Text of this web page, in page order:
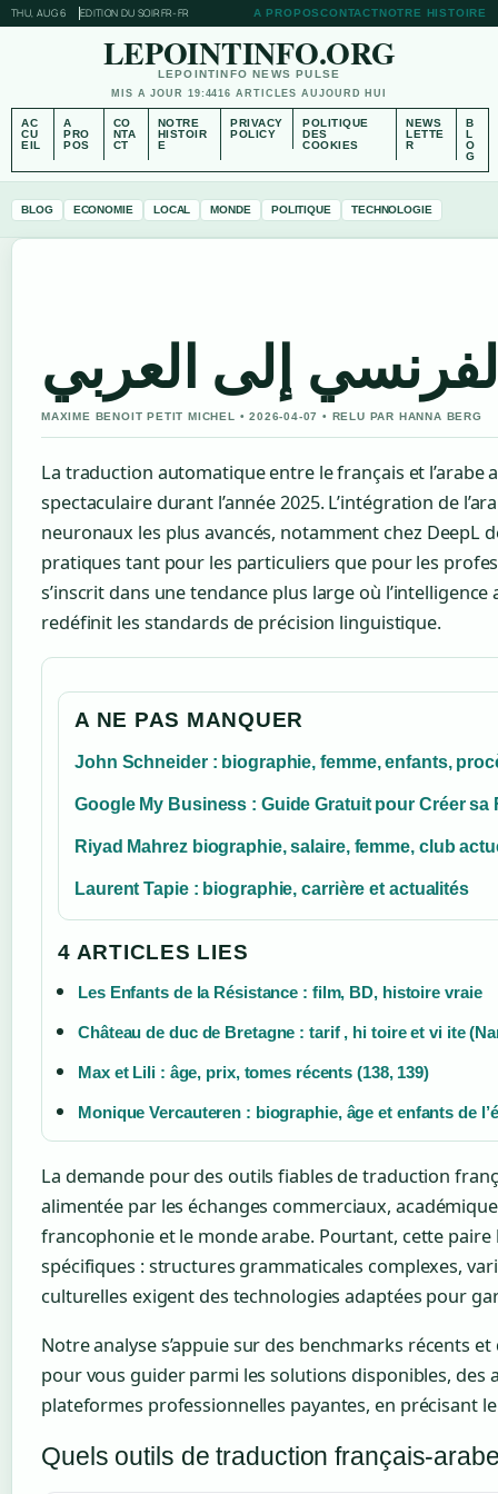
THU, AUG 6 EDITION DU SOIRFR-FR A PROPOSCONTACTNOTRE HISTOIRE
LEPOINTINFO.ORG
LEPOINTINFO NEWS PULSE
MIS A JOUR 19:4416 ARTICLES AUJOURD HUI
AC
CU
EIL
A
PRO
POS
CO
NTA
CT
NOTRE
HISTOIR
E
PRIVACY
POLICY
POLITIQUE
DES
COOKIES
NEWS
LETTE
R
B
L
O
G
BLOG ECONOMIE LOCAL MONDE POLITIQUE TECHNOLOGIE
MAXIME BENOIT PETIT MICHEL • 2026-04-07 • RELU PAR HANNA BERG
La traduction automatique entre le français et l’arabe
spectaculaire durant l’année 2025. L’intégration de
neuronaux les plus avancés, notamment chez DeepL
pratiques tant pour les particuliers que pour les
s’inscrit dans une tendance plus large où
redéfinit les standards de précision linguistique.
A NE PAS MANQUER
John Schneider : biographie, femme, enfants,
Google My Business : Guide Gratuit pour Créer sa
Riyad Mahrez biographie, salaire, femme, club
Laurent Tapie : biographie, carrière et actualités
4 ARTICLES LIES
Les Enfants de la Résistance : film, BD, histoire vraie
Château de duc de Bretagne : tarif , hi toire et vi ite
Max et Lili : âge, prix, tomes récents (138, 139)
Monique Vercauteren : biographie, âge et enfants de
La demande pour des outils fiables de traduction
alimentée par les échanges commerciaux,
francophonie et le monde arabe. Pourtant, cette
spécifiques : structures grammaticales complexes,
culturelles exigent des technologies adaptées pour
Notre analyse s’appuie sur des benchmarks récents
pour vous guider parmi les solutions disponibles, des
plateformes professionnelles payantes, en précisant
Quels outils de traduction français-